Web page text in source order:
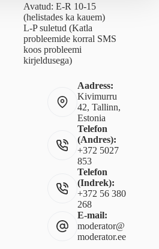
Avatud: E-R 10-15
(helistades ka kauem)
L-P suletud (Katla
probleemide korral SMS
koos probleemi
kirjeldusega)
Aadress:
Kivimurru
42, Tallinn,
Estonia
Telefon
(Andres):
+372 5027
853
Telefon
(Indrek):
+372 56 380
268
E-mail:
moderator@
moderator.ee